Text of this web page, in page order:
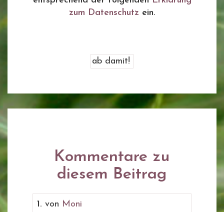
zum Datenschutz ein.
Kommentare zu
diesem Beitrag
1. von Moni